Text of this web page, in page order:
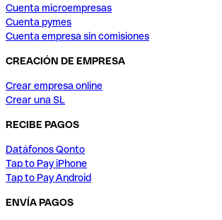
Cuenta microempresas
Cuenta pymes
Cuenta empresa sin comisiones
CREACIÓN DE EMPRESA
Crear empresa online
Crear una SL
RECIBE PAGOS
Datáfonos Qonto
Tap to Pay iPhone
Tap to Pay Android
ENVÍA PAGOS